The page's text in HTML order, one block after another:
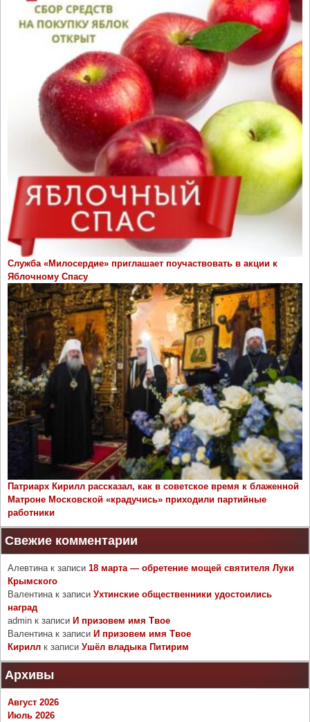
Служба «Милосердие» приглашает поучаствовать в акции к
Яблочному Спасу
Патриарх Кирилл рассказал, как в советское время к блаженной
Матроне Московской «крадучись» приходили партийные
работники
Свежие комментарии
Алевтина к записи 18 марта — обретение мощей святителя Луки
Крымского
Валентина к записи Ухтинские общественники удостоились
наград
admin к записи И призовем имя Твое
Валентина к записи И призовем имя Твое
Кирилл к записи Ушёл владыка Питирим
Архивы
Август 2026
Июль 2026